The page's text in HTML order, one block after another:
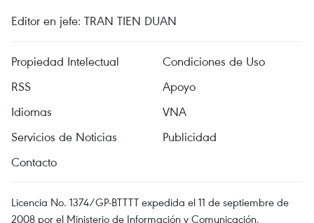
Editor en jefe: TRAN TIEN DUAN
Propiedad Intelectual
Condiciones de Uso
RSS
Apoyo
Idiomas
VNA
Servicios de Noticias
Publicidad
Contacto
Licencia No. 1374/GP-BTTTT expedida el 11 de septiembre de
2008 por el Ministerio de Información y Comunicación.